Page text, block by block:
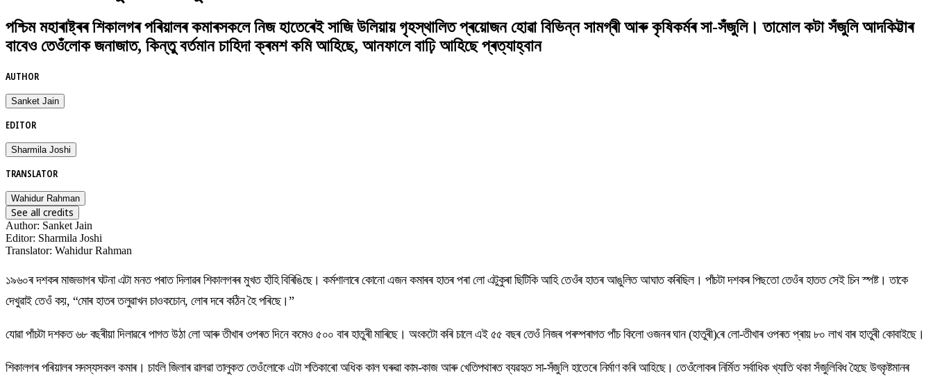
পশ্চিম মহাৰাষ্ট্ৰৰ শিকালগৰ পৰিয়ালৰ কমাৰসকলে নিজ হাতেৰেই সাজি উলিয়ায় গৃহস্থালিত প্ৰয়োজন হোৱা বিভিন্ন সামগ্ৰী আৰু কৃষিকৰ্মৰ সা-সঁজুলি। তামোল কটা সঁজুলি আদকিট্টাৰ
বাবেও তেওঁলোক জনাজাত, কিন্তু বৰ্তমান চাহিদা ক্ৰমশ কমি আহিছে, আনফালে বাঢ়ি আহিছে প্ৰত্যাহ্বান
AUTHOR
Sanket Jain
EDITOR
Sharmila Joshi
TRANSLATOR
Wahidur Rahman
See all credits
Author: Sanket Jain
Editor: Sharmila Joshi
Translator: Wahidur Rahman
১৯৬০ৰ দশকৰ মাজভাগৰ ঘটনা এটা মনত পৰাত দিলাৱৰ শিকালগৰৰ মুখত হাঁহি বিৰিঙিছে। কৰ্মশালাৰে কোনো এজন কমাৰৰ হাতৰ পৰা লো এটুকুৰা ছিটিকি আহি তেওঁৰ হাতৰ আঙুলিত আঘাত কৰিছিল। পাঁচটা দশকৰ পিছতো তেওঁৰ হাতত সেই চিন স্পষ্ট। তাকে
দেখুৱাই তেওঁ কয়, “মোৰ হাতৰ তলুৱাখন চাওকচোন, লোৰ দৰে কঠিন হৈ পৰিছে।”
যোৱা পাঁচটা দশকত ৬৮ বছৰীয়া দিলাৱৰে পাগত উঠা লো আৰু তীখাৰ ওপৰত দিনে কমেও ৫০০ বাৰ হাতুৰী মাৰিছে। অংকটো কৰি চালে এই ৫৫ বছৰ তেওঁ নিজৰ পৰম্পৰাগত পাঁচ কিলো ওজনৰ ঘান (হাতুৰী)ৰে লো-তীখাৰ ওপৰত প্ৰায় ৮০ লাখ বাৰ হাতুৰী কোবাইছে।
শিকালগৰ পৰিয়ালৰ সদস্যসকল কমাৰ। চাংলি জিলাৰ ৱালৱা তালুকত তেওঁলোকে এটা শতিকাৰো অধিক কাল ঘৰুৱা কাম-কাজ আৰু খেতিপথাৰত ব্যৱহৃত সা-সঁজুলি হাতেৰে নিৰ্মাণ কৰি আহিছে। তেওঁলোকৰ নিৰ্মিত সৰ্বাধিক খ্যাতি থকা সঁজুলিবিধ হৈছে উৎকৃষ্টমানৰ